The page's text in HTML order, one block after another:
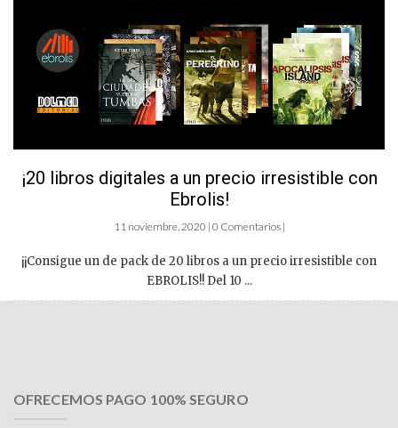
¡20 libros digitales a un precio irresistible con
Ebrolis!
11 noviembre, 2020 | 0 Comentarios |
¡¡Consigue un de pack de 20 libros a un precio irresistible con
EBROLIS!! Del 10 ...
OFRECEMOS PAGO 100% SEGURO